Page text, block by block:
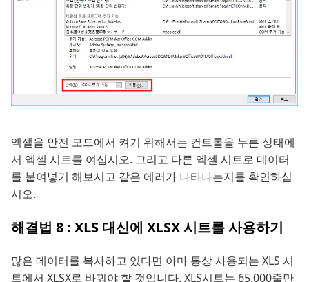
엑셀을 안전 모드에서 켜기 위해서는 컨트롤을 누른 상태에
서 엑셀 시트를 여십시오. 그리고 다른 엑셀 시트로 데이터
를 붙여넣기 해보시고 같은 에러가 나타나는지를 확인하십
시오.
해결법 8 : XLS 대신에 XLSX 시트를 사용하기
많은 데이터를 복사하고 있다면 아마 통상 사용되는 XLS 시
트에서 XLSX로 바꿔야 할 것입니다. XLS시트는 65,000줄만